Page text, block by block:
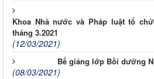
Khoa Nhà nước và Pháp luật tổ
tháng 3.2021
(12/03/2021)
Bế giảng lớp Bồi dưỡng
(08/03/2021)